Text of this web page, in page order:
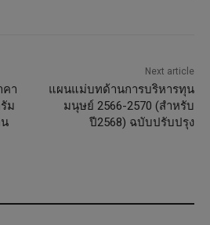
คา
ม
Next article
แผนแม่บทด้านการบริหารทุน
มนุษย์ 2566-2570 (สำหรับ
ปี2568) ฉบับปรับปรุง